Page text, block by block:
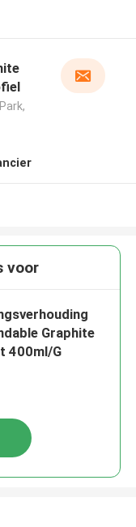
voor
Graphite
400ml/G